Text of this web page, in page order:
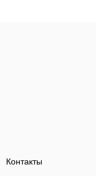
Контакты